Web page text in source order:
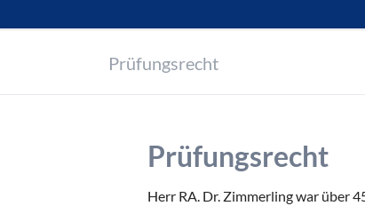
Prüfungsrecht
Prüfungsrecht
Herr RA. Dr. Zimmerling war über